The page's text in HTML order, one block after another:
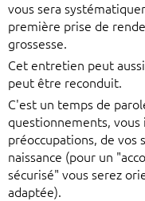
vous sera
première prise de
grossesse.
Cet entretien peut
peut être reconduit.
C'est un temps de
questionnements,
préoccupations, de vos
naissance (pour un
sécurisé" vous serez
adaptée).